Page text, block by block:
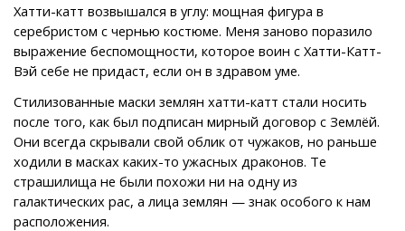
Хатти-катт возвышался в углу: мощная фигура в
серебристом с чернью костюме. Меня заново поразило
выражение беспомощности, которое воин с Хатти-Катт-
Вэй себе не придаст, если он в здравом уме.
Стилизованные маски землян хатти-катт стали носить
после того, как был подписан мирный договор с Землёй.
Они всегда скрывали свой облик от чужаков, но раньше
ходили в масках каких-то ужасных драконов. Те
страшилища не были похожи ни на одну из
галактических рас, а лица землян — знак особого к нам
расположения.